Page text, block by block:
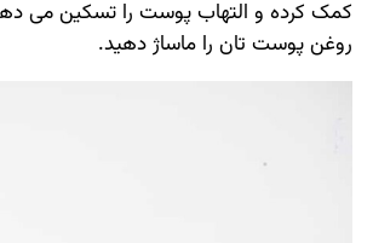
کمک کرده و التهاب پوست را تسکین می
روغن پوست تان را ماساژ دهید.